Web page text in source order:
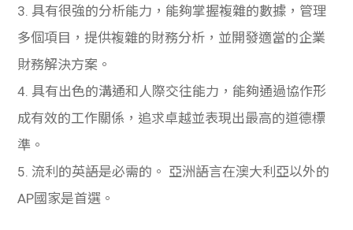
3. 具有很強的分析能力，能夠掌握複雜的數據，管理
多個項目，提供複雜的財務分析，並開發適當的企業
財務解決方案。
4. 具有出色的溝通和人際交往能力，能夠通過協作形
成有效的工作關係，追求卓越並表現出最高的道德標
準。
5. 流利的英語是必需的。 亞洲語言在澳大利亞以外的
AP國家是首選。